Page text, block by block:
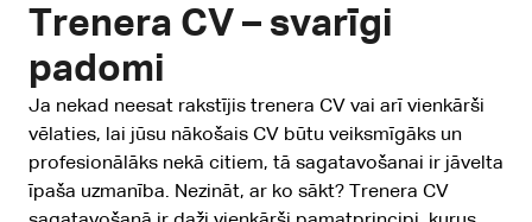
Trenera CV – svarīgi
padomi
Ja nekad neesat rakstījis trenera CV vai arī vienkārši
vēlaties, lai jūsu nākošais CV būtu veiksmīgāks un
profesionālāks nekā citiem, tā sagatavošanai ir jāvelta
īpaša uzmanība. Nezināt, ar ko sākt? Trenera CV